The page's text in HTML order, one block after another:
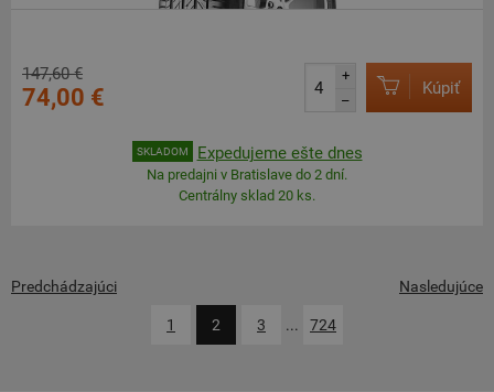
147,60 €
74,00 €
+
–
Kúpiť
SKLADOM Expedujeme ešte dnes
Na predajni v Bratislave do 2 dní.
Centrálny sklad 20 ks.
Predchádzajúci
1 2 3 ... 724
Nasledujúce